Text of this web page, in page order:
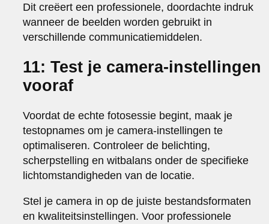
Dit creëert een professionele, doordachte indruk
wanneer de beelden worden gebruikt in
verschillende communicatiemiddelen.
11: Test je camera-instellingen
vooraf
Voordat de echte fotosessie begint, maak je
testopnames om je camera-instellingen te
optimaliseren. Controleer de belichting,
scherpstelling en witbalans onder de specifieke
lichtomstandigheden van de locatie.
Stel je camera in op de juiste bestandsformaten
en kwaliteitsinstellingen. Voor professionele